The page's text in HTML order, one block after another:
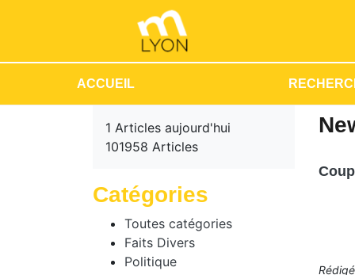
ACCUEIL
1 Articles aujourd'hui
101958 Articles
Catégories
Toutes catégories
Faits Divers
Politique